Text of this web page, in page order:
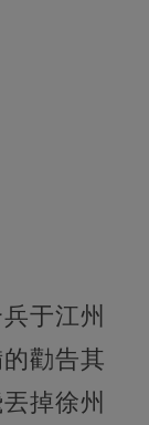
于江州
勸告其
掉徐州